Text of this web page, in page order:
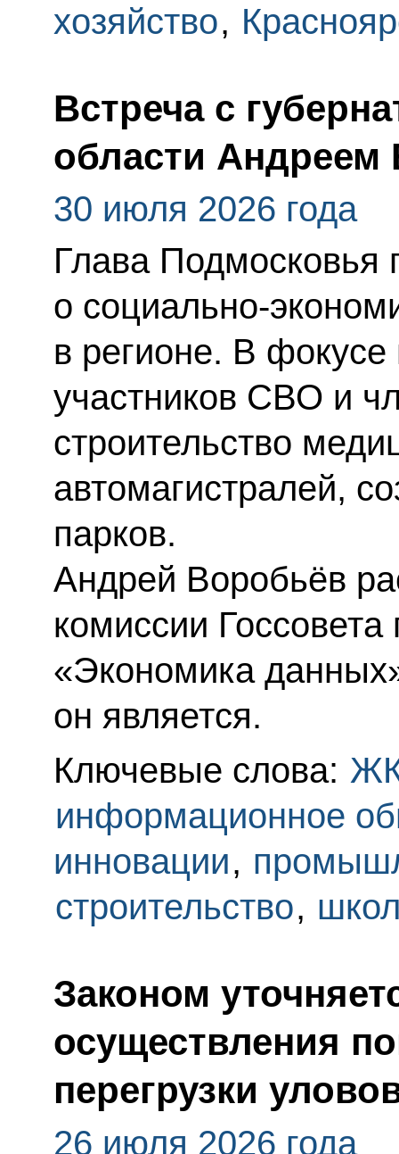
хозяйство,
Встреча с
области
30 июля 2026 года
Глава Подмосковья
о социально-
в регионе. В
участников СВО и
строительство
автомагистралей,
парков.
Андрей Воробьёв
комиссии
«Экономика
он является.
Ключевые слова:
информационное
инновации,
строительство,
Законом
осуществления
перегрузки
26 июля 2026 года